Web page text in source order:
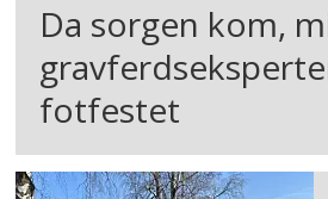
Da sorgen kom,
fotfestet